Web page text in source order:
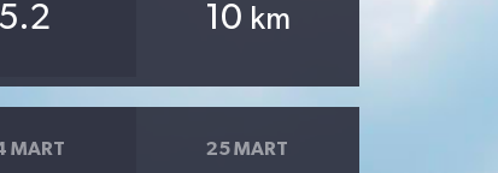
5.2 10 km
MART 25 MART